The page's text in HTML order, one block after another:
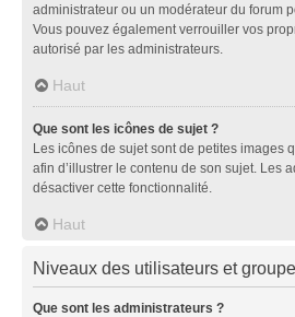
administrateur ou un modérateur du forum
Vous pouvez également verrouiller vos
autorisé par les administrateurs.
Haut
Que sont les icônes de sujet ?
Les icônes de sujet sont de petites images
afin d’illustrer le contenu de son sujet. Les
désactiver cette fonctionnalité.
Haut
Niveaux des utilisateurs et
Que sont les administrateurs ?